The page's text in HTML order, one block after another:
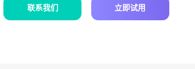
联系我们 立即试用